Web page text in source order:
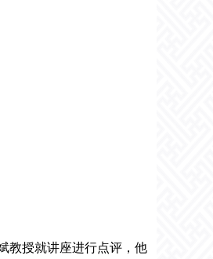
教授就讲座进行点评，他